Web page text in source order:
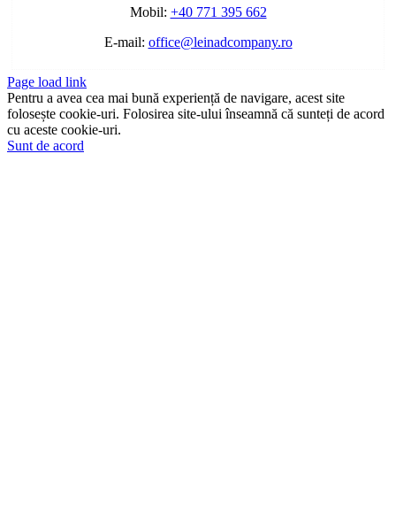
Mobil: +40 771 395 662
E-mail: office@leinadcompany.ro
Page load link
Pentru a avea cea mai bună experiență de navigare, acest site
folosește cookie-uri. Folosirea site-ului înseamnă că sunteți de acord
cu aceste cookie-uri.
Sunt de acord